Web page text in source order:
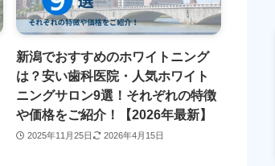
新潟でおすすめのホワイトニング
は？安い歯科医院・人気ホワイト
ニングサロン9選！それぞれの特徴
や価格をご紹介！【2026年最新】
2025年11月25日 2026年4月15日